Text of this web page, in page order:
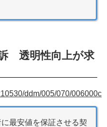
透明性向上が求
ddm/005/070/006000c
最安値を保証させる契